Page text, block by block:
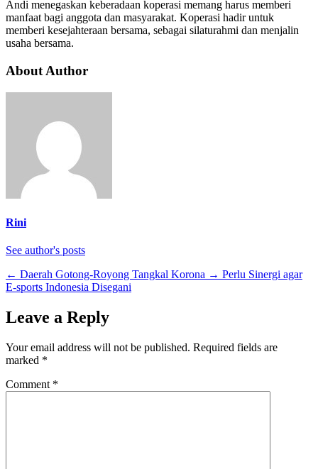
Andi menegaskan keberadaan koperasi memang harus memberi
manfaat bagi anggota dan masyarakat. Koperasi hadir untuk
memberi kesejahteraan bersama, sebagai silaturahmi dan menjalin
usaha bersama.
About Author
Rini
See author's posts
← Daerah Gotong-Royong Tangkal Korona → Perlu Sinergi agar
E-sports Indonesia Disegani
Leave a Reply
Your email address will not be published. Required fields are
marked *
Comment *